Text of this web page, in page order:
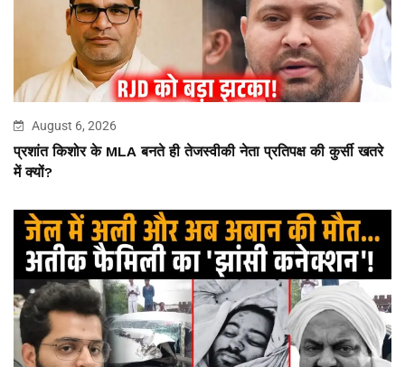
August 6, 2026
प्रशांत किशोर के MLA बनते ही तेजस्वीकी नेता प्रतिपक्ष की कुर्सी खतरे
में क्यों?